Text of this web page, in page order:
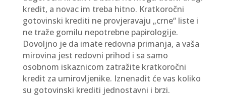
kredit, a novac im treba hitno. Kratkoročni
gotovinski krediti ne provjeravaju „crne“ liste i
ne traže gomilu nepotrebne papirologije.
Dovoljno je da imate redovna primanja, a vaša
mirovina jest redovni prihod i sa samo
osobnom iskaznicom zatražite kratkoročni
kredit za umirovljenike. Iznenadit će vas koliko
su gotovinski krediti jednostavni i brzi.